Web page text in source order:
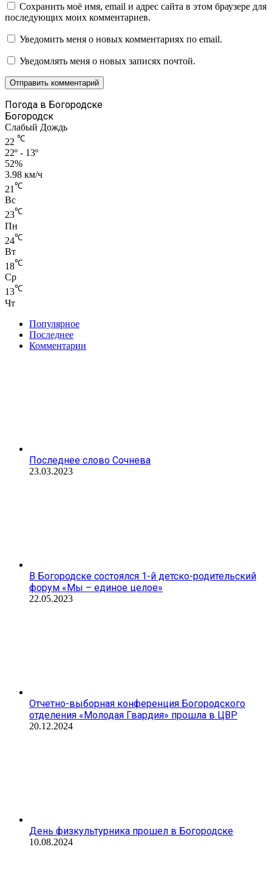
Сохранить моё имя, email и адрес сайта в этом браузере для
последующих моих комментариев.
Уведомить меня о новых комментариях по email.
Уведомлять меня о новых записях почтой.
Погода в Богородске
Богородск
Слабый Дождь
22 ℃
22º - 13º
52%
3.98 км/ч
21 ℃
Вс
23℃
Пн
24℃
Вт
18℃
Ср
13℃
Чт
Популярное
Последнее
Комментарии
Последнее слово Сочнева
23.03.2023
В Богородске состоялся 1-й детско-родительский
форум «Мы – единое целое»
22.05.2023
Отчетно-выборная конференция Богородского
отделения «Молодая Гвардия» прошла в ЦВР
20.12.2024
День физкультурника прошел в Богородске
10.08.2024